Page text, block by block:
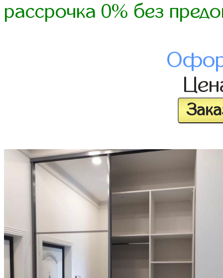
рассрочка 0% без